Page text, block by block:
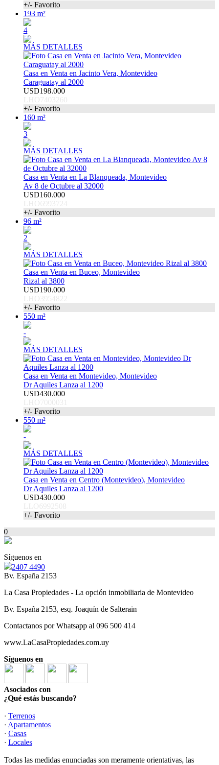
+/- Favorito
193 m²
4
MÁS DETALLES
Casa en Venta en Jacinto Vera, Montevideo
Caraguatay al 2000
USD198.000
+/- Favorito
160 m²
3
MÁS DETALLES
Casa en Venta en La Blanqueada, Montevideo
Av 8 de Octubre al 32000
USD160.000
+/- Favorito
96 m²
2
MÁS DETALLES
Casa en Venta en Buceo, Montevideo
Rizal al 3800
USD190.000
+/- Favorito
550 m²
-
MÁS DETALLES
Casa en Venta en Montevideo, Montevideo
Dr Aquiles Lanza al 1200
USD430.000
+/- Favorito
550 m²
-
MÁS DETALLES
Casa en Venta en Centro (Montevideo), Montevideo
Dr Aquiles Lanza al 1200
USD430.000
+/- Favorito
0
Síguenos en
2407 4490
Bv. España 2153
La Casa Propiedades - La opción inmobiliaria de Montevideo
Bv. España 2153, esq. Joaquín de Salterain
Contactanos por Whatsapp al 096 500 414
www.LaCasaPropiedades.com.uy
Síguenos en
Asociados con
¿Qué estás buscando?
· Terrenos
· Apartamentos
· Casas
· Locales
Todas las medidas enunciadas son meramente orientativas, las